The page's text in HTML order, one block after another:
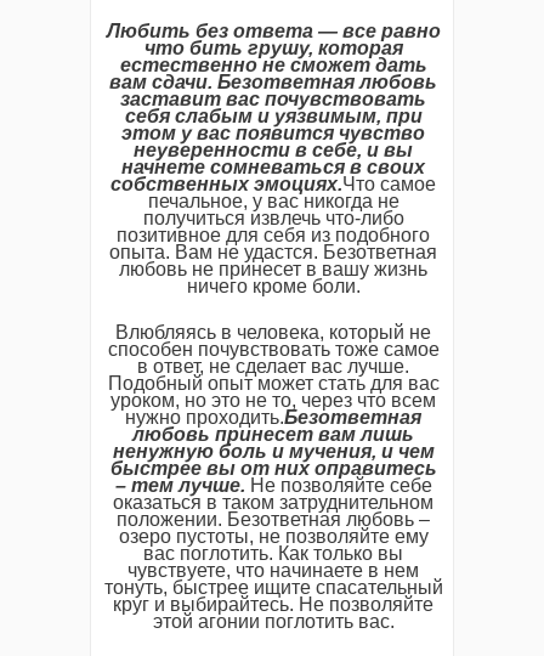
Любить без ответа — все равно
что бить грушу, которая
естественно не сможет дать
вам сдачи. Безответная любовь
заставит вас почувствовать
себя слабым и уязвимым, при
этом у вас появится чувство
неуверенности в себе, и вы
начнете сомневаться в своих
собственных эмоциях.Что самое
печальное, у вас никогда не
получиться извлечь что-либо
позитивное для себя из подобного
опыта. Вам не удастся. Безответная
любовь не принесет в вашу жизнь
ничего кроме боли.
Влюбляясь в человека, который не
способен почувствовать тоже самое
в ответ, не сделает вас лучше.
Подобный опыт может стать для вас
уроком, но это не то, через что всем
нужно проходить.Безответная
любовь принесет вам лишь
ненужную боль и мучения, и чем
быстрее вы от них оправитесь
– тем лучше. Не позволяйте себе
оказаться в таком затруднительном
положении. Безответная любовь –
озеро пустоты, не позволяйте ему
вас поглотить. Как только вы
чувствуете, что начинаете в нем
тонуть, быстрее ищите спасательный
круг и выбирайтесь. Не позволяйте
этой агонии поглотить вас.